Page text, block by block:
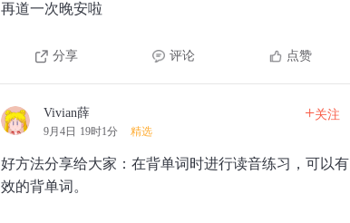
再道一次晚安啦
分享 评论 点赞
Vivian薛
9月4日 19时1分 精选
+关注
好方法分享给大家：在背单词时进行读音练习，可以有
效的背单词。